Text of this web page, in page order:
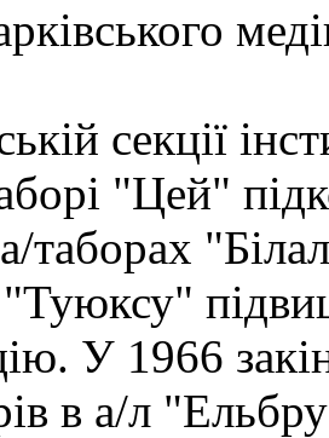
секції
"Цей"
таборах
У 1966
в а/л